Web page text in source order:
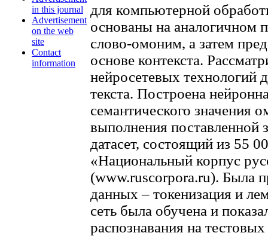
in this journal
Advertisement
on the web
site
Contact
information
для компьютерной
основаны на аналогичном
слово-омоним, а затем
основе контекста.
нейросетевых технологий
текста. Построена
семантического значения
выполнения поставленной
датасет, состоящий из 55
«Национальный корпус
(www.ruscorpora.ru). Была
данных – токенизация и
сеть была обучена и
распознавания на